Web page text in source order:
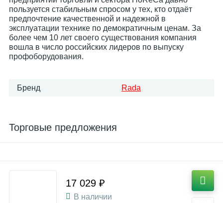
пользуется стабильным спросом у тех, кто отдаёт
предпочтение качественной и надежной в
эксплуатации технике по демократичным ценам. За
более чем 10 лет своего существования компания
вошла в число российских лидеров по выпуску
профоборудования.
Бренд Rada
Торговые предложения
17 029 ₽
В наличии